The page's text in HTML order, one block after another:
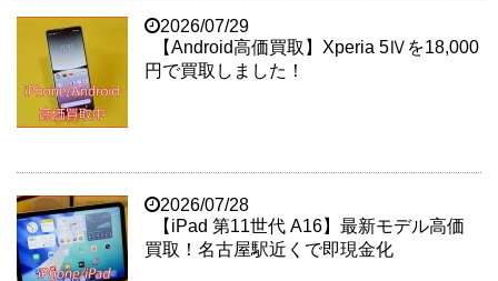
2026/07/29
【Android高価買取】Xperia 5Ⅳを18,000
円で買取しました！
2026/07/28
【iPad 第11世代 A16】最新モデル高価
買取！名古屋駅近くで即現金化